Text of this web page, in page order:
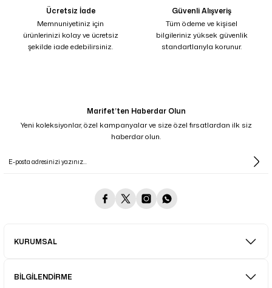
Ücretsiz İade
Memnuniyetiniz için
ürünlerinizi kolay ve ücretsiz
şekilde iade edebilirsiniz.
Güvenli Alışveriş
Tüm ödeme ve kişisel
bilgileriniz yüksek güvenlik
standartlarıyla korunur.
Marifet’ten Haberdar Olun
Yeni koleksiyonlar, özel kampanyalar ve size özel fırsatlardan ilk siz
haberdar olun.
KURUMSAL
BİLGİLENDİRME